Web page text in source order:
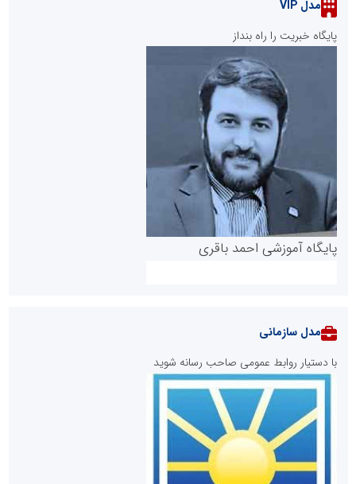
مدل VIP
پایگاه خبریت را راه بنداز
پایگاه آموزشی احمد باقری
روابط عمومی خبرگزاری گزارش خبر
مدل سازمانی
با دستیار روابط عمومی صاحب رسانه شوید